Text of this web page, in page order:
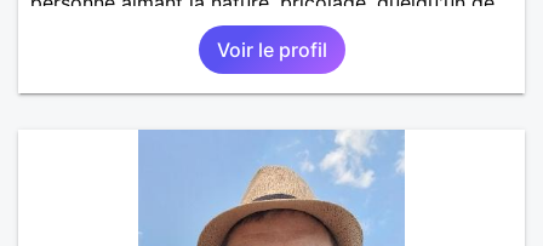
simple et naturel à vos claviers mesdames
Voir le profil